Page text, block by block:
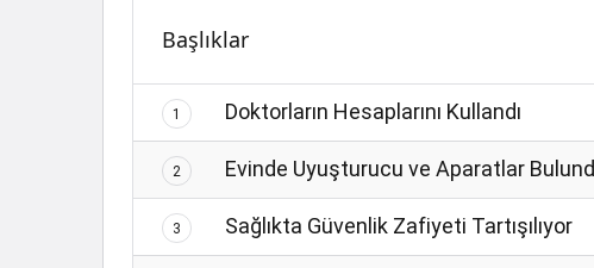
Başlıklar
1 Doktorların Hesaplarını Kullandı
2 Evinde Uyuşturucu ve Aparatlar
3 Sağlıkta Güvenlik Zafiyeti Tartışılıyor